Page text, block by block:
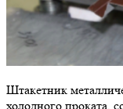
Штакетник
холодного проката,